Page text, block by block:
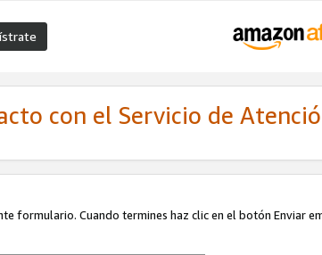
con el Servicio de
formulario. Cuando termines haz clic en el botón Enviar